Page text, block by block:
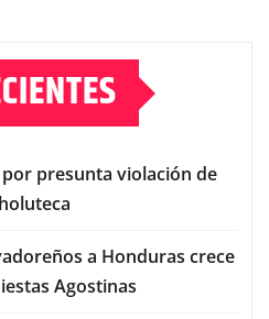
presunta violación de
a Honduras crece
Agostinas